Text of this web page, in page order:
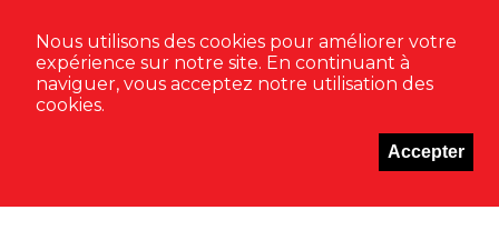
Nous utilisons des cookies pour améliorer votre
expérience sur notre site. En continuant à
naviguer, vous acceptez notre utilisation des
cookies.
Accepter